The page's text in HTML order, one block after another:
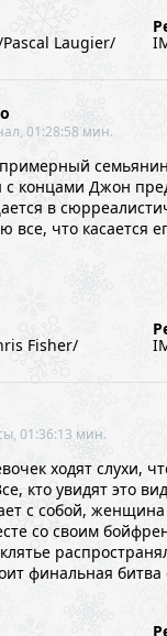
Laugier/
01:28:58 мин.
с концами Джон
в
все, что касается
Fisher/
01:36:13 мин.
ходят слухи,
кто увидят это
с собой,
со своим
финальная